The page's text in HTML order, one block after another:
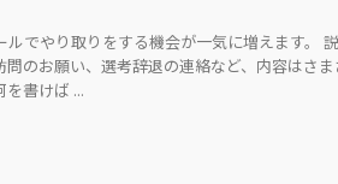
でやり取りをする機会が一気に増えます。
のお願い、選考辞退の連絡など、内容はさ
書けば ...